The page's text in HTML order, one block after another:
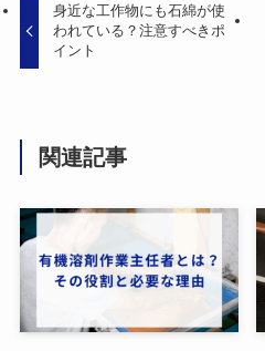
身近な工作物にも石綿が使
われている？注意すべきポ
イント
関連記事